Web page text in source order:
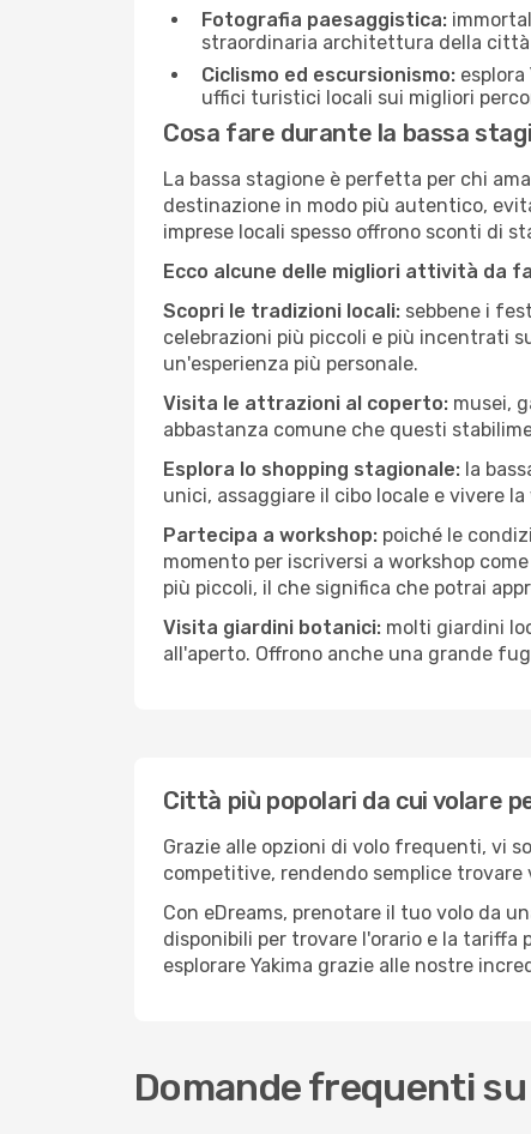
Fotografia paesaggistica:
straordinaria architettura della città
Ciclismo ed escursionismo:
uffici turistici locali sui migliori
Cosa fare durante la bassa
La bassa stagione è perfetta per chi
destinazione in modo più autentico,
imprese locali spesso offrono sconti di
Ecco alcune delle migliori attività da
Scopri le tradizioni locali: sebbene i
celebrazioni più piccoli e più incentrati
un'esperienza più personale.
Visita le attrazioni al coperto: musei,
abbastanza comune che questi
Esplora lo shopping stagionale: la
unici, assaggiare il cibo locale e vivere
Partecipa a workshop: poiché le
momento per iscriversi a workshop
più piccoli, il che significa che potrai
Visita giardini botanici: molti giardini
all'aperto. Offrono anche una grande
Città più popolari da cui volare
Grazie alle opzioni di volo frequenti, vi
competitive, rendendo semplice
Con eDreams, prenotare il tuo volo da
disponibili per trovare l'orario e la tariffa
esplorare Yakima grazie alle nostre
Domande frequenti su